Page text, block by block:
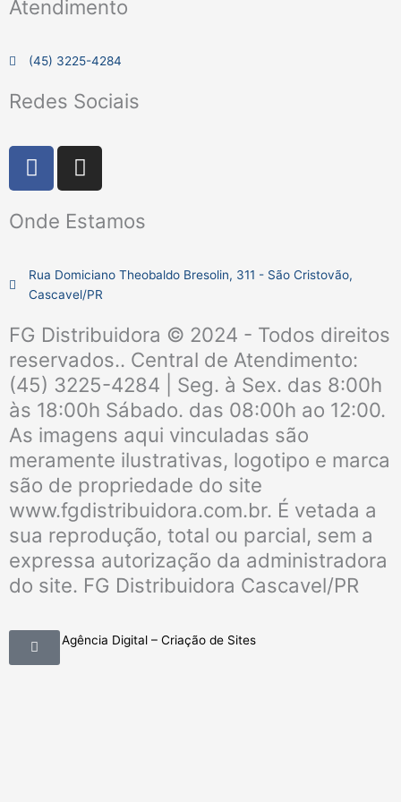
Atendimento
(45) 3225-4284
Redes Sociais
F
a
e
o
o
I
n
t
g
r
m
Onde Estamos
Rua Domiciano Theobaldo Bresolin, 311 - São Cristovão,
Cascavel/PR
FG Distribuidora © 2024 - Todos direitos
reservados.. Central de Atendimento:
(45) 3225-4284 | Seg. à Sex. das 8:00h
às 18:00h Sábado. das 08:00h ao 12:00.
As imagens aqui vinculadas são
meramente ilustrativas, logotipo e marca
são de propriedade do site
www.fgdistribuidora.com.br. É vetada a
sua reprodução, total ou parcial, sem a
expressa autorização da administradora
do site. FG Distribuidora Cascavel/PR
Mobimkt Agência Digital – Criação de Sites